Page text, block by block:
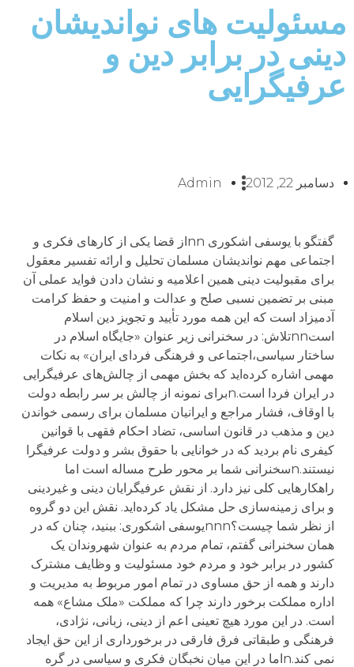
مسئولیت های نواندیشان
دینی در برابر دین و
عرفیگرایی
دسامبر 22, 2012 Admin
گفتگو با یوسفی اشکوری nnاز قضا یکی از کارهای فکری و
اجتماعی مهم نواندیشان مسلمان تحلیل و ارائه تفسیر معقول
برای مقبولیت دینی همین اعلامیه و نشان دادن فواید عملی آن
مبنی بر تضمین نسبی صلح و عدالت و امنیت و حفظ کرامت
آدمیزاد است که این همه مورد تأیید و تجویز دین اسلام
استnnتلاش: در سخنرانی زیر عنوان «جایگاه اسلام در
ساختار سیاسی،اجتماعی و فرهنگی فردای ایران» به نکات
مهمی اشاره کرده‌اید که بخش مهمی از چالش‌های عرفیگرایی
در ایران فردا است.nبرای نمونه از چالش بر سر رابطه دولت
با اوقاف، فشار مراجع و ایرانیان مسلمان برای رسمی خواندن
دین و مذهب در قانون اساسی، تضاد احکام فقهی با قوانین
کیفری نام بردید که در خوانایی با حقوق بشر و دولت عرفیگرا
نیستند.nسخنرانی شما بر محور طرح مساله است اما
راهکارهایی کلی نیز دارد. از نقش عرفیگرایان دینی و غیردینی
و برای زمینه‌سازی حل مشکل یاد کرده‌اید. نقش این دو گروه
از نظر شما چیست؟nnnیوسفی اشکوری: ببنید، چنان که در
همان سخنرانی گفتم، تمام مردم به عنوان شهروندان یک
کشور در برابر خود و مردم خود مسئولیت و وظایف مشترک
دارند و همه از حق مساوی در تمام امور مربوط به مدیریت و
اداره مملکت برخور دارند چرا که مملکت «ملک مشاع» همه
است. در این مورد هیچ تعینی اعم از دینی، زبانی، نژادی،
فرهنگی و طبقاتی فرق فارقی در برخورداری از این حق ایجاد
نمی کند.nاما در این میان نخبگان فکری و سیاسی در گره